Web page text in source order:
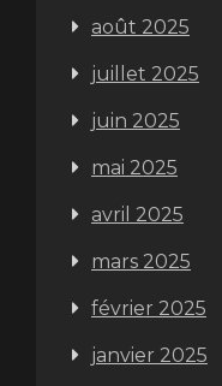
août 2025
juillet 2025
juin 2025
mai 2025
avril 2025
mars 2025
février 2025
janvier 2025